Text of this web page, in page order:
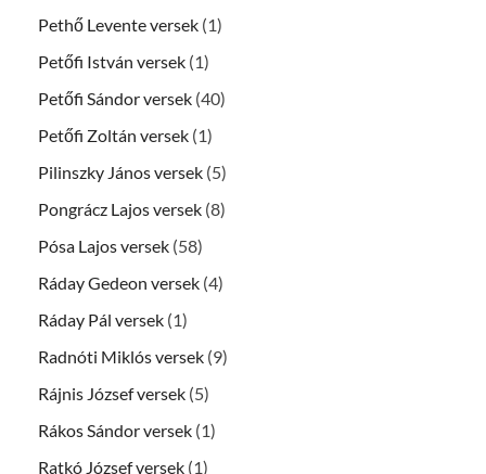
Pethő Levente versek (1)
Petőfi István versek (1)
Petőfi Sándor versek (40)
Petőfi Zoltán versek (1)
Pilinszky János versek (5)
Pongrácz Lajos versek (8)
Pósa Lajos versek (58)
Ráday Gedeon versek (4)
Ráday Pál versek (1)
Radnóti Miklós versek (9)
Rájnis József versek (5)
Rákos Sándor versek (1)
Ratkó József versek (1)